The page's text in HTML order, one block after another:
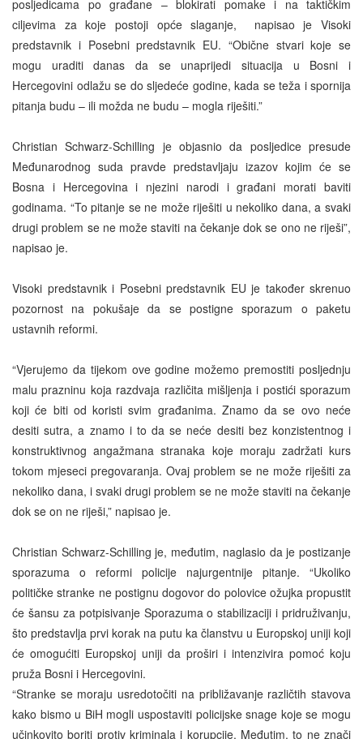
posljedicama po građane – blokirati pomake i na taktičkim
ciljevima za koje postoji opće slaganje,
napisao je Visoki
predstavnik i Posebni predstavnik EU. “Obične stvari koje se
mogu uraditi danas da se unaprijedi situacija u Bosni i
Hercegovini odlažu se do sljedeće godine, kada se teža i spornija
pitanja budu – ili možda ne budu – mogla riješiti.”
Christian Schwarz-Schilling je objasnio da posljedice presude
Međunarodnog suda pravde predstavljaju izazov kojim će se
Bosna i Hercegovina i njezini narodi i građani morati baviti
godinama. “To pitanje se ne može riješiti u nekoliko dana, a svaki
drugi problem se ne može staviti na čekanje dok se ono ne riješi”,
napisao je.
Visoki predstavnik i Posebni predstavnik EU je također skrenuo
pozornost na pokušaje da se postigne sporazum o paketu
ustavnih reformi.
“Vjerujemo da tijekom ove godine možemo premostiti posljednju
malu prazninu koja razdvaja različita mišljenja i postići sporazum
koji će biti od koristi svim građanima. Znamo da se ovo neće
desiti sutra, a znamo i to da se neće desiti bez konzistentnog i
konstruktivnog angažmana stranaka koje moraju zadržati kurs
tokom mjeseci pregovaranja. Ovaj problem se ne može riješiti za
nekoliko dana, i svaki drugi problem se ne može staviti na čekanje
dok se on ne riješi,” napisao je.
Christian Schwarz-Schilling je, međutim, naglasio da je postizanje
sporazuma o reformi policije najurgentnije pitanje. “Ukoliko
političke stranke ne postignu dogovor do polovice ožujka propustit
će šansu za potpisivanje Sporazuma o stabilizaciji i pridruživanju,
što predstavlja prvi korak na putu ka članstvu u Europskoj uniji koji
će omogućiti Europskoj uniji da proširi i intenzivira pomoć koju
pruža Bosni i Hercegovini.
“Stranke se moraju usredotočiti na približavanje različtih stavova
kako bismo u BiH mogli uspostaviti policijske snage koje se mogu
učinkovito boriti protiv kriminala i korupcije. Međutim, to ne znači